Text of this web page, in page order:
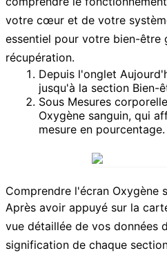
votre cœur et de votre
essentiel pour votre bien-être
récupération.
Depuis l'onglet
jusqu'à la section Bien-
Sous Mesures
Oxygène sanguin, qui
mesure en pourcentage.
Comprendre l'écran Oxygène
Après avoir appuyé sur la
vue détaillée de vos données
signification de chaque